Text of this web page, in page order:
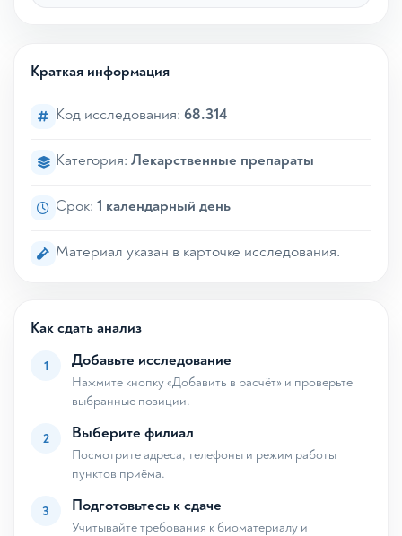
Краткая информация
Код исследования: 68.314
Категория: Лекарственные препараты
Срок: 1 календарный день
Материал указан в карточке исследования.
Как сдать анализ
1 Добавьте исследование
Нажмите кнопку «Добавить в расчёт» и проверьте
выбранные позиции.
2 Выберите филиал
Посмотрите адреса, телефоны и режим работы
пунктов приёма.
3 Подготовьтесь к сдаче
Учитывайте требования к биоматериалу и